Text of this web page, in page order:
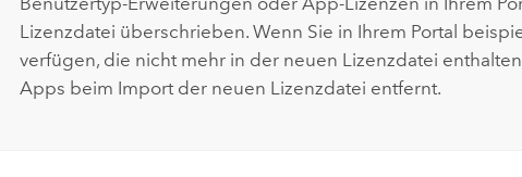
Lizenzdatei überschrieben. Wenn Sie in Ihrem Portal
verfügen, die nicht mehr in der neuen Lizenzdatei
Apps beim Import der neuen Lizenzdatei entfernt.